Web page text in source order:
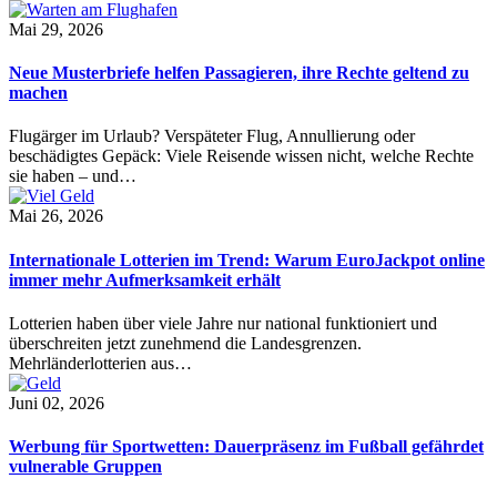
Mai 29, 2026
Neue Musterbriefe helfen Passagieren, ihre Rechte geltend zu
machen
Flugärger im Urlaub? Verspäteter Flug, Annullierung oder
beschädigtes Gepäck: Viele Reisende wissen nicht, welche Rechte
sie haben – und…
Mai 26, 2026
Internationale Lotterien im Trend: Warum EuroJackpot online
immer mehr Aufmerksamkeit erhält
Lotterien haben über viele Jahre nur national funktioniert und
überschreiten jetzt zunehmend die Landesgrenzen.
Mehrländerlotterien aus…
Juni 02, 2026
Werbung für Sportwetten: Dauerpräsenz im Fußball gefährdet
vulnerable Gruppen